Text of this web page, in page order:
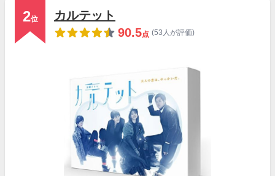
2位
カルテット
90.5点 (53人が評価)